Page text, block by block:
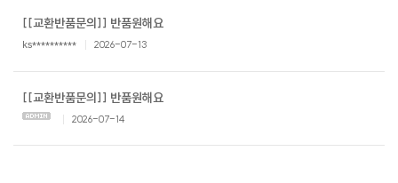
[[교환반품문의]] 반품원해요
ks********** 2026-07-13
[[교환반품문의]] 반품원해요
2026-07-14